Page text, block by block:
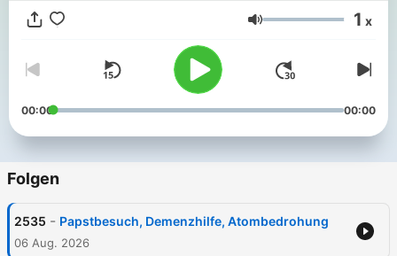
Lautstärke 1 x
00:00 00:00
Folgen
2535 - Papstbesuch, Demenzhilfe, Atombedrohung
06 Aug. 2026